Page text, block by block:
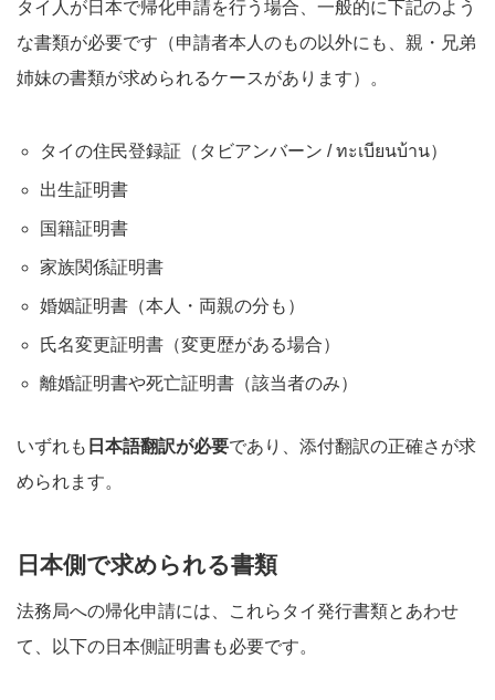
タイ人が日本で帰化申請を行う場合、一般的に下記のよう
な書類が必要です（申請者本人のもの以外にも、親・兄弟
姉妹の書類が求められるケースがあります）
。
タイの住民登録証（タビアンバーン / ทะเบียนบ้าน）
出生証明書
国籍証明書
家族関係証明書
婚姻証明書（本人・両親の分も）
氏名変更証明書（変更歴がある場合）
離婚証明書や死亡証明書（該当者のみ）
いずれも 日本語翻訳が必要であり、添付翻訳の正確さが求
められます。
日本側で求められる書類
法務局への帰化申請には、これらタイ発行書類とあわせ
て、以下の日本側証明書も必要です。